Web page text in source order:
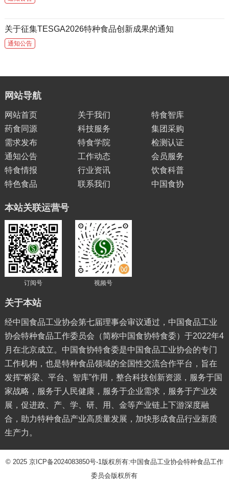
关于征集TESGA2026特种食品创新成果的通知
通知公告
网站导航
网站首页 关于我们
特食智库
药食同源
科技服务
集团采购
需求发布
特食学院
检测认证
通知公告
工作动态
会员服务
特食情报
行业资讯
饮食科普
特色食品
联系我们 中国食协
本站关联运营号
订阅号 视频号
关于本站
经中国食品工业协会第七届理事会审议通过，中国食品工业
协会特种食品工作委员会（简称中国食协特食委）于2022年4
月在北京成立。中国食协特食委是中国食品工业协会的专门
工作机构，也是特种食品领域的全国性交流合作平台，旨在
发挥“桥梁、平台、智库”作用，整合科技创新资源，服务于国
家战略，服务于人民健康，服务于企业需求，服务于产业发
展，促进政、产、学、研、用、金等产业链上下游深度融
合，助力特种食品产业高质量发展，加快形成食品行业新质
生产力。
© 2025 京ICP备2024083850号-1版权所有:中国食品工业协会特种食品工作
委员会版权所有